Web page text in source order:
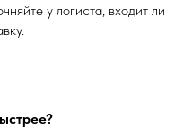
у логиста, входит ли